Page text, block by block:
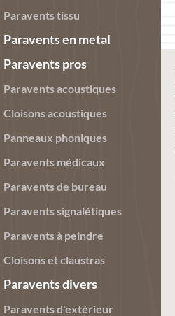
Paravents tissu
Paravents en metal
Paravents pros
Paravents acoustiques
Cloisons acoustiques
Panneaux phoniques
Paravents médicaux
Paravents de bureau
Paravents signalétiques
Paravents à peindre
Cloisons et claustras
Paravents divers
Paravents d'extérieur